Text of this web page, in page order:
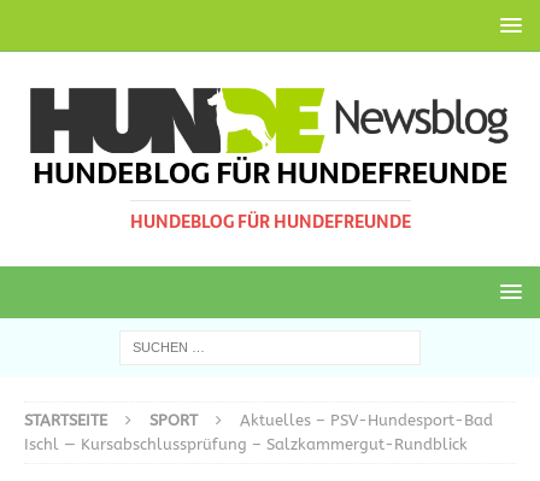
HUNDEBLOG FÜR HUNDEFREUNDE
HUNDEBLOG FÜR HUNDEFREUNDE
STARTSEITE SPORT
Aktuelles – PSV-Hundesport-Bad
Ischl — Kursabschlussprüfung – Salzkammergut-Rundblick